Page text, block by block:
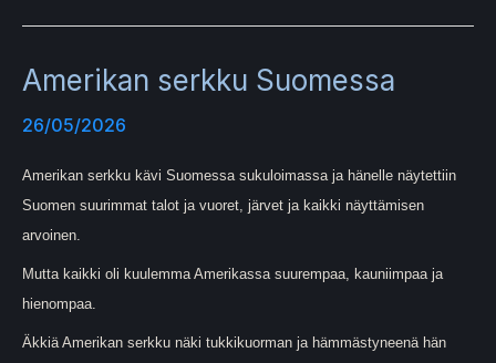
Amerikan serkku Suomessa
26/05/2026
Amerikan serkku kävi Suomessa sukuloimassa ja hänelle näytettiin
Suomen suurimmat talot ja vuoret, järvet ja kaikki näyttämisen
arvoinen.
Mutta kaikki oli kuulemma Amerikassa suurempaa, kauniimpaa ja
hienompaa.
Äkkiä Amerikan serkku näki tukkikuorman ja hämmästyneenä hän